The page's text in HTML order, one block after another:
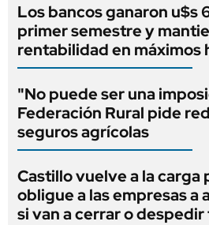
Los bancos ganaron u$s
primer semestre y
rentabilidad en máximos
"No puede ser una
Federación Rural pide
seguros agrícolas
Castillo vuelve a la carga
obligue a las empresas a
si van a cerrar o